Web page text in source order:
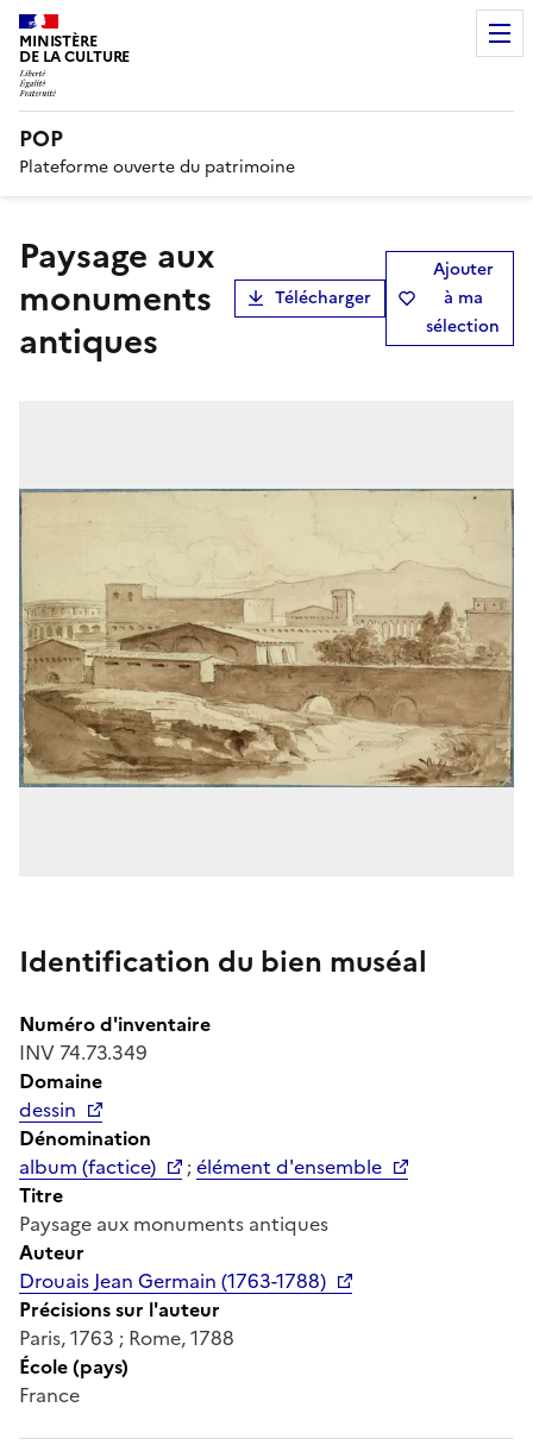
MINISTÈRE
DE LA CULTURE
POP
Plateforme ouverte du patrimoine
Paysage aux
monuments
antiques
Télécharger
Ajouter
à ma
sélection
Identification du bien muséal
Numéro d'inventaire
INV 74.73.349
Domaine
dessin
Dénomination
album (factice)
;élément d'ensemble
Titre
Paysage aux monuments antiques
Auteur
Drouais Jean Germain (1763-1788)
Précisions sur l'auteur
Paris, 1763 ; Rome, 1788
École (pays)
France